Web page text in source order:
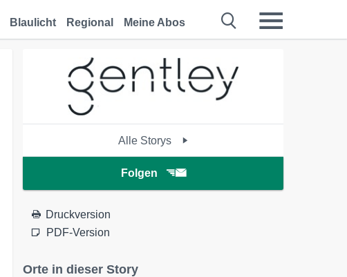
Blaulicht Regional Meine Abos
Alle Storys
Folgen
Druckversion
PDF-Version
Orte in dieser Story